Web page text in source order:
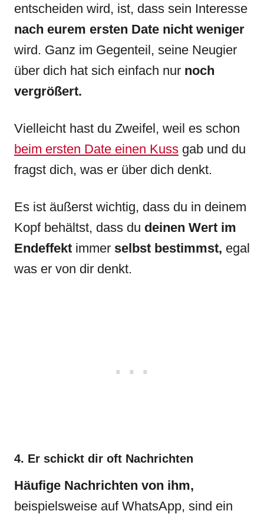
entscheiden wird, ist, dass sein Interesse
nach eurem ersten Date nicht weniger
wird. Ganz im Gegenteil, seine Neugier
über dich hat sich einfach nur noch
vergrößert.
Vielleicht hast du Zweifel, weil es schon
beim ersten Date einen Kuss gab und du
fragst dich, was er über dich denkt.
Es ist äußerst wichtig, dass du in deinem
Kopf behältst, dass du deinen Wert im
Endeffekt immer selbst bestimmst, egal
was er von dir denkt.
4. Er schickt dir oft Nachrichten
Häufige Nachrichten von ihm,
beispielsweise auf WhatsApp, sind ein